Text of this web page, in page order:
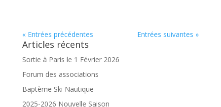
« Entrées précédentes Entrées suivantes »
Articles récents
Sortie à Paris le 1 Février 2026
Forum des associations
Baptème Ski Nautique
2025-2026 Nouvelle Saison